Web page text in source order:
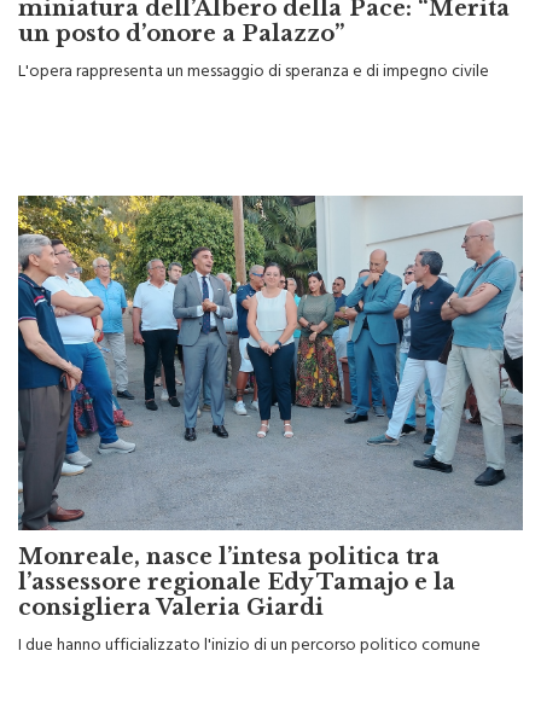
Nicolò Giuliano dona a Giorgia Meloni la
miniatura dell’Albero della Pace: “Merita
un posto d’onore a Palazzo”
Monreale, nasce l’intesa politica tra
l’assessore regionale Edy Tamajo e la
consigliera Valeria Giardi